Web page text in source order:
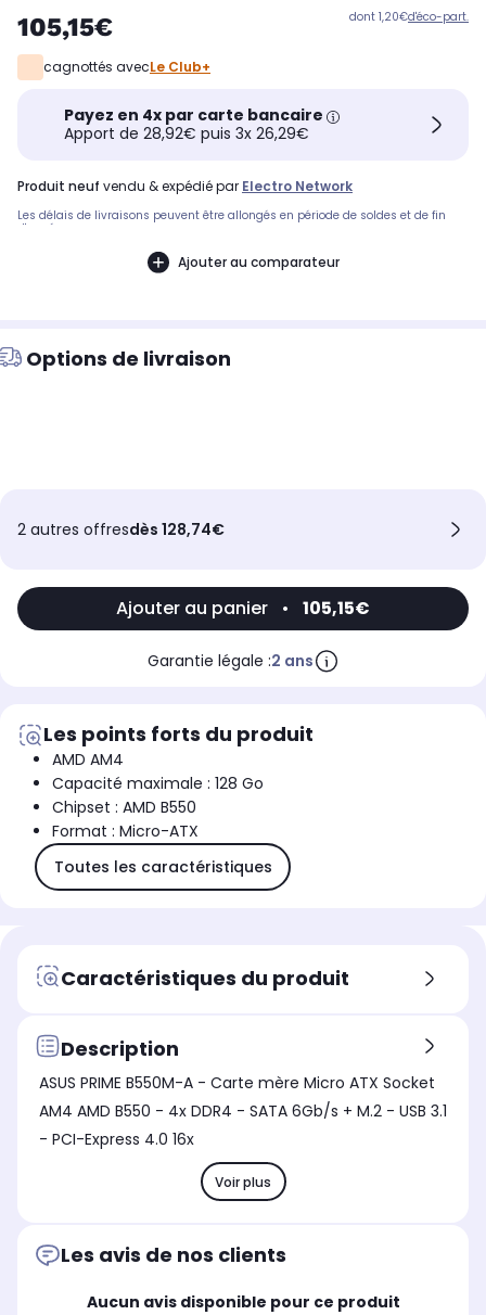
105,15€ dont 1,20€d'éco-part.
cagnottés avecLe Club+
Payez en 4x par carte bancaire
Apport de 28,92€ puis 3x 26,29€
produit neuf vendu & expédié par Electro Network
Les délais de livraisons peuvent être allongés en période de soldes et de fin
d'année.
Ajouter au comparateur
Options de livraison
2 autres offresdès 128,74€
Ajouter au panier • 105,15€
Garantie légale :2 ans
Les points forts du produit
AMD AM4
Capacité maximale : 128 Go
Chipset : AMD B550
Format : Micro-ATX
Toutes les caractéristiques
Caractéristiques du produit
Description
ASUS PRIME B550M-A - Carte mère Micro ATX Socket
AM4 AMD B550 - 4x DDR4 - SATA 6Gb/s + M.2 - USB 3.1
- PCI-Express 4.0 16x
Voir plus
Les avis de nos clients
Aucun avis disponible pour ce produit